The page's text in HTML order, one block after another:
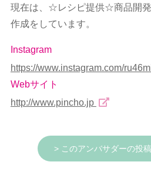
現在は、☆レシピ提供☆商品開
作成をしています。
Instagram
https://www.instagram.com/
Webサイト
http://www.pincho.jp
> このアンバサダーの投